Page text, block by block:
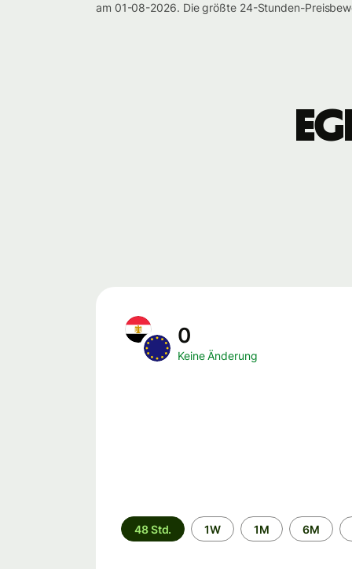
am 01-08-2026. Die größte 24-Stunden-
0
Keine Änderung
Zeitraum
48 Std. 1W 1M 6M